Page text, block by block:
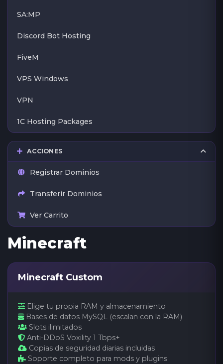
SA:MP
Discord Bot Hosting
FiveM
VPS Windows
VPN
1C Hosting Packages
ACCIONES
Registrar Dominios
Transferir Dominios
Ver Carrito
Minecraft
Minecraft Custom
Elige tu propia RAM y almacenamiento
Bases de datos MySQL (escalan con la RAM)
Slots ilimitados
Anti-DDoS Voxility 1 Tbps+
Copias de seguridad diarias incluidas
Soporte completo para mods y plugins